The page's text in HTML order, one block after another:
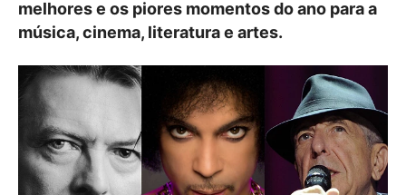
melhores e os piores momentos do ano para a
música, cinema, literatura e artes.